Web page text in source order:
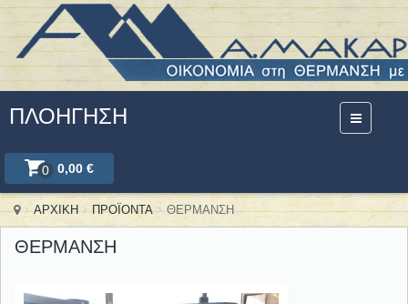
ΠΛΟΉΓΗΣΗ
0 0,00 €
ΑΡΧΙΚΗ ΠΡΟΪΟΝΤΑ ΘΕΡΜΑΝΣΗ
ΘΕΡΜΑΝΣΗ